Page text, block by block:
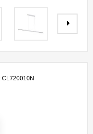
CL720010N